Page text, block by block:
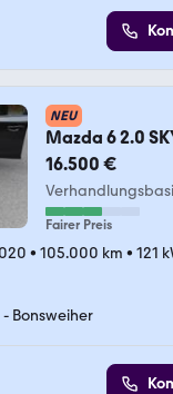
NEU
Mazda 6 2.0
Exclusive-Line
16.500 €
Fairer Preis
• 105.000 km • 121
Bonsweiher